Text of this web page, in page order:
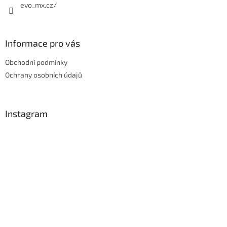
evo_mx.cz/
Informace pro vás
Obchodní podmínky
Ochrany osobních údajů
Instagram